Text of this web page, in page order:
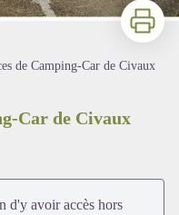
en plein écran
Imprimer
de Camping-Car de Civaux
Car de Civaux
d'y avoir accès hors